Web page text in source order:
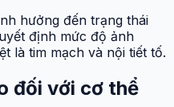
hưởng đến trạng thái
định mức độ ảnh
là tim mạch và nội tiết tố.
đối với cơ thể